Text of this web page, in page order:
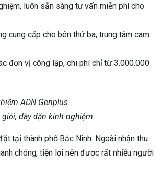
luôn sẵn sàng tư vấn miễn phí cho
cung cấp cho bên thứ ba, trung tâm cam
đơn vị công lập, chi phí chỉ từ 3.000.000
dày dặn kinh nghiệm
tại thành phố Bắc Ninh. Ngoài nhận thu
chóng, tiện lợi nên được rất nhiều người